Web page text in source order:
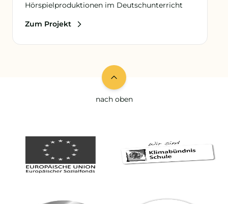
Hörspielproduktionen im Deutschunterricht
Zum Projekt
nach oben